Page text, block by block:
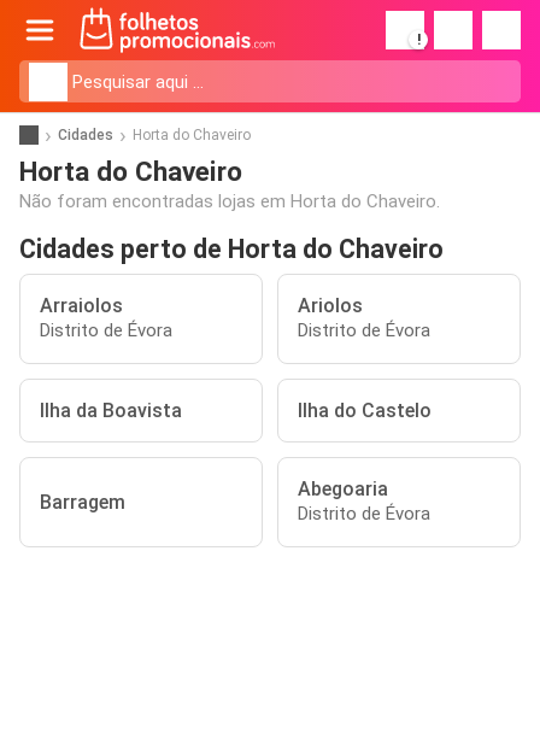
!
Cidades Horta do Chaveiro
Horta do Chaveiro
Não foram encontradas lojas em Horta do Chaveiro.
Cidades perto de Horta do Chaveiro
Arraiolos
Distrito de Évora
Ariolos
Distrito de Évora
Ilha da Boavista Ilha do Castelo
Barragem
Abegoaria
Distrito de Évora